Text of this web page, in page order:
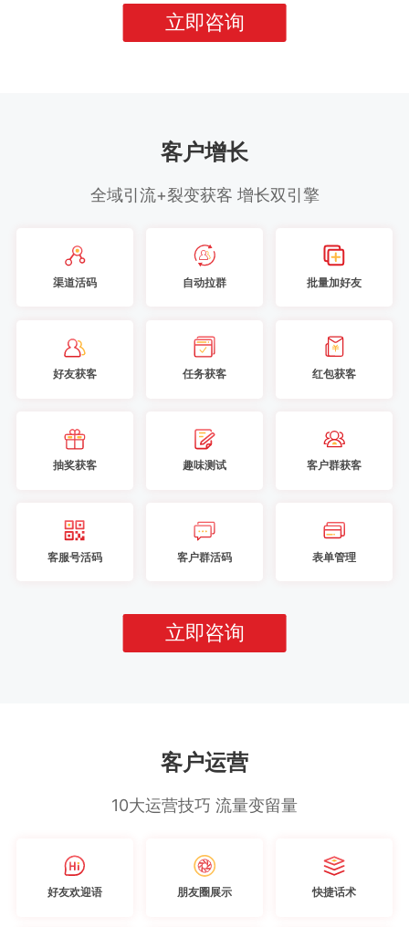
立即咨询
客户增长
全域引流+裂变获客 增长双引擎
渠道活码 自动拉群 批量加好友
好友获客 任务获客 红包获客
抽奖获客 趣味测试 客户群获客
客服号活码 客户群活码 表单管理
立即咨询
客户运营
10大运营技巧 流量变留量
好友欢迎语 朋友圈展示 快捷话术